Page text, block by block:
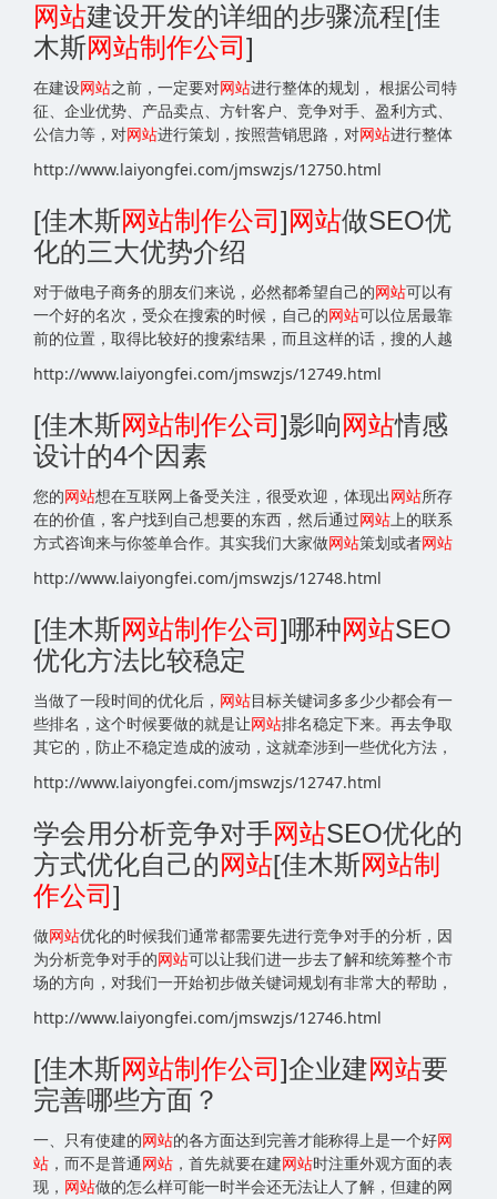
网站建设开发的详细的步骤流程[佳
木斯网站制作公司]
在建设网站之前，一定要对网站进行整体的规划， 根据公司特
征、企业优势、产品卖点、方针客户、竞争对手、盈利方式、
公信力等，对网站进行策划，按照营销思路，对网站进行整体
http://www.laiyongfei.com/jmswzjs/12750.html
[佳木斯网站制作公司] 网站做SEO优
化的三大优势介绍
对于做电子商务的朋友们来说，必然都希望自己的网站可以有
一个好的名次，受众在搜索的时候，自己的网站可以位居最靠
前的位置，取得比较好的搜索结果，而且这样的话，搜的人越
http://www.laiyongfei.com/jmswzjs/12749.html
[佳木斯网站制作公司]影响 网站情感
设计的4个因素
您的网站想在互联网上备受关注，很受欢迎，体现出网站所存
在的价值，客户找到自己想要的东西，然后通过网站上的联系
方式咨询来与你签单合作。其实我们大家做网站策划或者网站
http://www.laiyongfei.com/jmswzjs/12748.html
[佳木斯网站制作公司]哪种网站SEO
优化方法比较稳定
当做了一段时间的优化后， 网站目标关键词多多少少都会有一
些排名，这个时候要做的就是让网站排名稳定下来。再去争取
其它的，防止不稳定造成的波动，这就牵涉到一些优化方法，
http://www.laiyongfei.com/jmswzjs/12747.html
学会用分析竞争对手网站SEO优化的
方式优化自己的 网站[佳木斯网站制
作公司]
做网站优化的时候我们通常都需要先进行竞争对手的分析，因
为分析竞争对手的网站可以让我们进一步去了解和统筹整个市
场的方向，对我们一开始初步做关键词规划有非常大的帮助，
http://www.laiyongfei.com/jmswzjs/12746.html
[佳木斯网站制作公司]企业建网站要
完善哪些方面？
一、只有使建的网站的各方面达到完善才能称得上是一个好网
站 ，而不是普通网站 ，首先就要在建网站时注重外观方面的表
现， 网站做的怎么样可能一时半会还无法让人了解，但建的网